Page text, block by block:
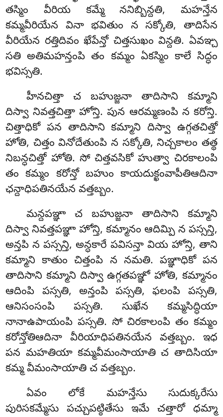
తస్మిం వీరియ కమ్మే ననిబ్బిన్దతి, మహన్తేన
కమ్మవీరియేన వినా భవితుం న సక్కోతి, తాదిసేన
వీరియేన రత్తిదివం ఖేపేన్తో చిత్తసుఖం విన్దతి. ఏవఞ్చ
సతి అతిమహన్తంపి తం కమ్మం ఏకస్మిం కాలే సిద్ధం
భవిస్సతి.
హీనచిత్తా చ బహుజ్జనా తాదిసాని కమ్మాని
దిస్వా నివత్తచిత్తా హోన్తి. పున ఆరమ్మణంపి న కరోన్తి.
చిత్తాధికో పన తాదిసాని కమ్మాని దిస్వా ఉగ్గతచిత్తో
హోతి, చిత్తం వినోదేతుంపి న సక్కోతి, నిచ్చకాలం తత్థ
నిబన్ధచిత్తో హోతి. సో చిత్తవసికో హుత్వా చిరకాలంపి
తం కమ్మం కరోన్తో బహుం కాయదుక్ఖంవాపీతిఆదినా
ఛన్దాధిపతినయేన వత్తబ్బం.
మన్దపఞ్ఞా చ బహుజ్జనా తాదిసాని కమ్మాని
దిస్వా నివత్తపఞ్ఞా హోన్తి, కమ్మానం ఆదిమ్పి న పస్సన్తి,
అన్తపి న పస్సన్తి, అన్ధకారే పవిసన్తా వియ హోన్తి, తాని
కమ్మాని కాతుం చిత్తంపి న నమతి. పఞ్ఞాధికో పన
తాదిసాని కమ్మాని దిస్వా ఉగ్గతపఞ్ఞో హోతి, కమ్మానం
ఆదింపి పస్సతి, అన్తంపి పస్సతి, ఫలంపి పస్సతి,
ఆనిసంసంపి పస్సతి. సుఖేన కమ్మసిద్ధియా
నానాఉపాయంపి పస్సతి. సో చిరకాలంపి తం కమ్మం
కరోన్తోతిఆదినా వీరియాధిపతినయేన వత్తబ్బం. ఇధ
పన మహతియా కమ్మవీమంసాయాతి చ తాదిసియా
కమ్మ వీమంసాయాతి చ వత్తబ్బం.
ఏవం లోకే మహన్తేసు సుదుక్కరేసు
పురిసకమ్మేసు పచ్చుపట్ఠితేసు ఇమే చత్తారో ధమ్మా